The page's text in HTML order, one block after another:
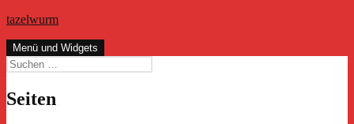
Zum
springen
tazelwurm
Menü und Widgets
Suchen
nach:
Seiten